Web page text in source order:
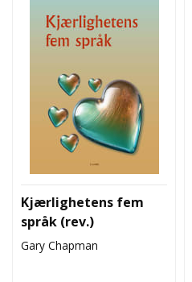
Kjærlighetens fem
språk (rev.)
Gary Chapman